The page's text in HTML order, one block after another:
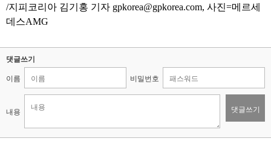
/지피코리아 김기홍 기자 gpkorea@gpkorea.com, 사진=메르세
데스AMG
댓글쓰기
이름 비밀번호
내용 댓글쓰기